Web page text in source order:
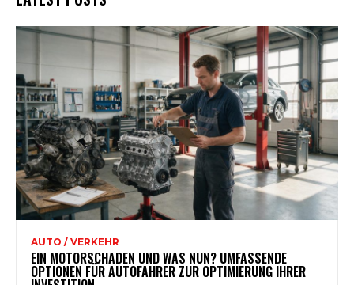
AUTO / VERKEHR
EIN MOTORSCHADEN UND WAS NUN? UMFASSENDE
OPTIONEN FÜR AUTOFAHRER ZUR OPTIMIERUNG IHRER